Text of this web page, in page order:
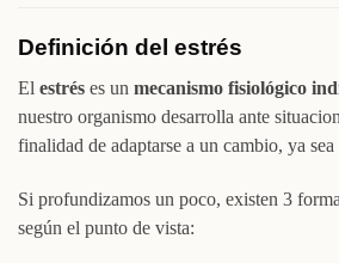
Definición del estrés
El estrés es un mecanismo fisiológico
nuestro organismo desarrolla ante
finalidad de adaptarse a un cambio, ya
Si profundizamos un poco, existen 3
según el punto de vista: